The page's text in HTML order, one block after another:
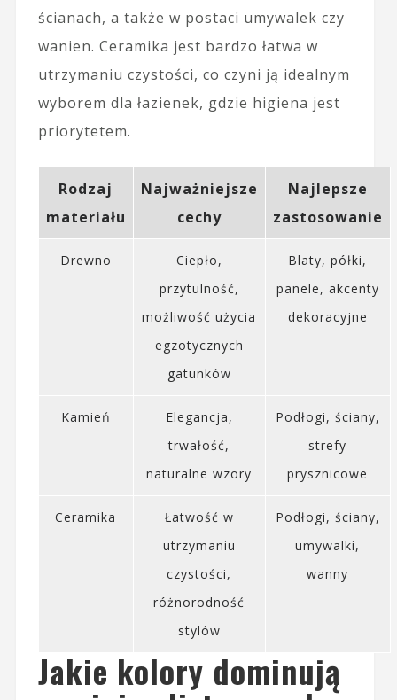
ścianach, a także w postaci umywalek czy
wanien. Ceramika jest bardzo łatwa w
utrzymaniu czystości, co czyni ją idealnym
wyborem dla łazienek, gdzie higiena jest
priorytetem.
Rodzaj
materiału
Najważniejsze
cechy
Najlepsze
zastosowanie
Drewno
Ciepło,
przytulność,
możliwość użycia
egzotycznych
gatunków
Blaty, półki,
panele, akcenty
dekoracyjne
Kamień
Elegancja,
trwałość,
naturalne wzory
Podłogi, ściany,
strefy
prysznicowe
Ceramika
Łatwość w
utrzymaniu
czystości,
różnorodność
stylów
Podłogi, ściany,
umywalki,
wanny
Jakie kolory dominują